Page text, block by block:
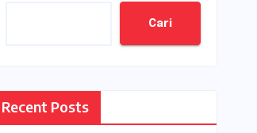
Cari
Recent Posts